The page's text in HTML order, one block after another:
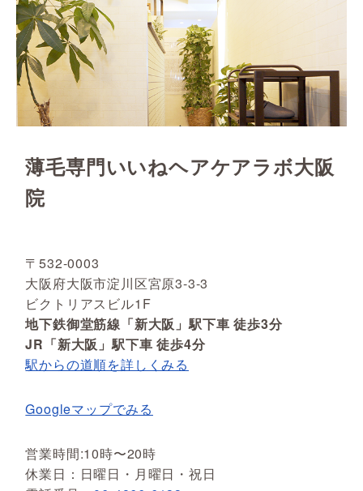
薄毛専門いいねヘアケアラボ大阪
院
〒532-0003
大阪府大阪市淀川区宮原3-3-3
ビクトリアスビル1F
地下鉄御堂筋線「新大阪」駅下車 徒歩3分
JR「新大阪」駅下車 徒歩4分
駅からの道順を詳しくみる
Googleマップでみる
営業時間:10時〜20時
休業日：日曜日・月曜日・祝日